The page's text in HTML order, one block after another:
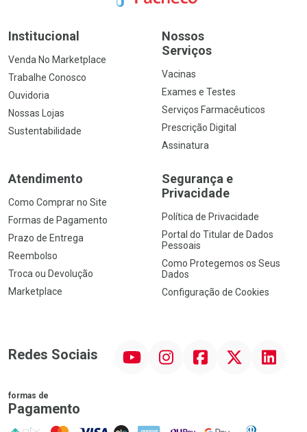
Institucional
Venda No Marketplace
Trabalhe Conosco
Ouvidoria
Nossas Lojas
Sustentabilidade
Nossos
Serviços
Vacinas
Exames e Testes
Serviços Farmacêuticos
Prescrição Digital
Assinatura
Atendimento
Como Comprar no Site
Formas de Pagamento
Prazo de Entrega
Reembolso
Troca ou Devolução
Marketplace
Segurança e
Privacidade
Política de Privacidade
Portal do Titular de Dados
Pessoais
Como Protegemos os Seus
Dados
Configuração de Cookies
Redes Sociais InstagramFacebookTwitter Linkedin
formas de
Pagamento